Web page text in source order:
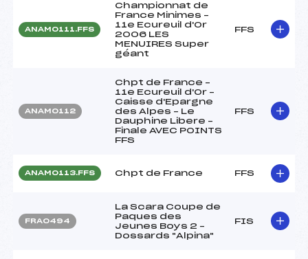
ANAM0111.FFS
Championnat de
France Minimes –
11e Ecureuil d'Or
2006 LES
MENUIRES Super
géant
FFS
ANAM0112
Chpt de France –
11e Ecureuil d'Or –
Caisse d'Epargne
des Alpes – Le
Dauphine Libere –
Finale AVEC POINTS
FFS
FFS
ANAM0113.FFS Chpt de France FFS
FRA0494
La Scara Coupe de
Paques des
Jeunes Boys 2 –
Dossards "Alpina"
FIS